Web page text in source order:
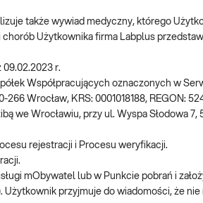
także wywiad medyczny, którego
Użytkownika firma Labplus
09.02.2023 r.
Współpracujących oznaczonych w
Wrocław, KRS: 0001018188, REGON:
we Wrocławiu, przy ul. Wyspa Słodowa 7,
rejestracji i Procesu weryfikacji.
mObywatel lub w Punkcie pobrań i
przyjmuje do wiadomości, że nie